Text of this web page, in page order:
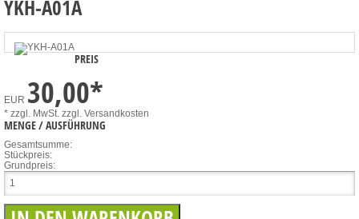
YKH-A01A
PREIS
EUR 30,00*
* zzgl. MwSt. zzgl. Versandkosten
MENGE / AUSFÜHRUNG
Gesamtsumme:
Stückpreis:
Grundpreis: